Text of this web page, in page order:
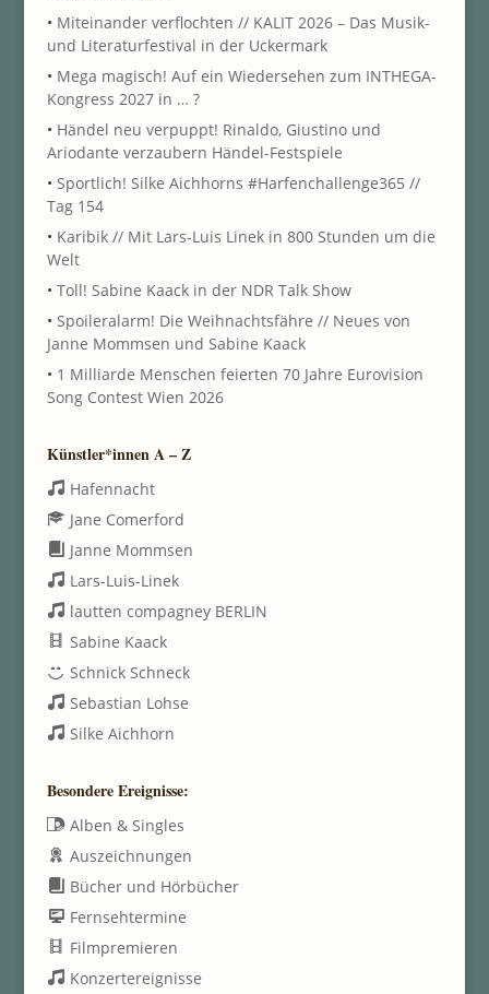
• Miteinander verflochten // KALIT 2026 – Das Musik-
und Literaturfestival in der Uckermark
• Mega magisch! Auf ein Wiedersehen zum INTHEGA-
Kongress 2027 in … ?
• Händel neu verpuppt! Rinaldo, Giustino und
Ariodante verzaubern Händel-Festspiele
• Sportlich! Silke Aichhorns #Harfenchallenge365 //
Tag 154
• Karibik // Mit Lars-Luis Linek in 800 Stunden um die
Welt
• Toll! Sabine Kaack in der NDR Talk Show
• Spoileralarm! Die Weihnachtsfähre // Neues von
Janne Mommsen und Sabine Kaack
• 1 Milliarde Menschen feierten 70 Jahre Eurovision
Song Contest Wien 2026
Künstler*innen A – Z
Hafennacht
Jane Comerford
Janne Mommsen
Lars-Luis-Linek
lautten compagney BERLIN
Sabine Kaack
Schnick Schneck
Sebastian Lohse
Silke Aichhorn
Besondere Ereignisse:
Alben & Singles
Auszeichnungen
Bücher und Hörbücher
Fernsehtermine
Filmpremieren
Konzertereignisse